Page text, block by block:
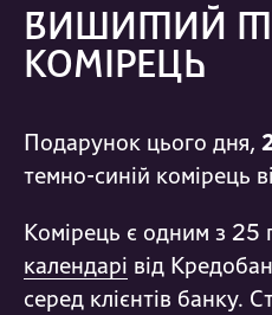
ВИШИТИЙ
КОМІРЕЦЬ
Подарунок цього дня,
темно-синій комірець
Комірець є одним з 25
календарі від
серед клієнтів банку.